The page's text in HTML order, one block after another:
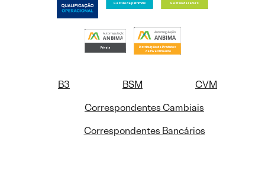
B3 BSM
CVM
Correspondentes Cambiais
Correspondentes Bancários